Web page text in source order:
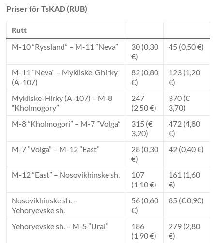
Priser för TsKAD (RUB)
Rutt
M-10 ”Ryssland” – M-11 ”Neva”
30 (0,30
€)
45 (0,50 €)
M-11 ”Neva” – Mykilske-Ghirky
(A-107)
82 (0,80
€)
123 (1,20
€)
Mykilske-Hirky (A-107) – M-8
“Kholmogory”
247
(2,50 €)
370 (€
3,70)
M-8 ”Kholmogori” – M-7 ”Volga”
315 (€
3,20)
472 (4,80
€)
M-7 ”Volga” – M-12 ”East”
28 (0,30
€)
42 (0,40 €)
M-12 ”East” – Nosovikhinske sh.
107
(1,10 €)
161 (1,60
€)
Nosovikhinske sh. –
Yehoryevske sh.
56 (0,60
€)
85 (€ 0,90)
Yehoryevske sh. – M-5 ”Ural”
186
(1,90 €)
279 (2,80
€)